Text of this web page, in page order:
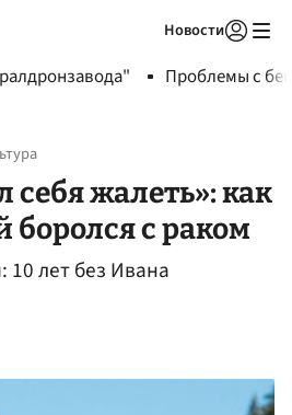
Новости
Проблемы с
себя жалеть»: как
с раком
10 лет без Ивана